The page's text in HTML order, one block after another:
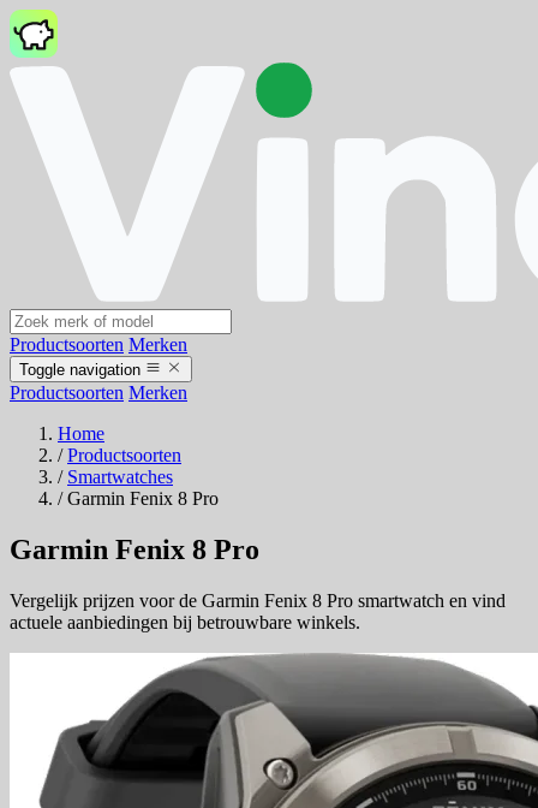
Productsoorten Merken
Toggle navigation
Productsoorten Merken
Home
/ Productsoorten
/ Smartwatches
/ Garmin Fenix 8 Pro
Garmin Fenix 8 Pro
Vergelijk prijzen voor de Garmin Fenix 8 Pro smartwatch en vind
actuele aanbiedingen bij betrouwbare winkels.